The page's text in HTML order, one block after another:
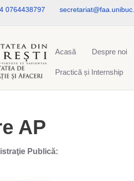
0764438797
Acasă Despre noi
Practică și Internship
AP
Publică: